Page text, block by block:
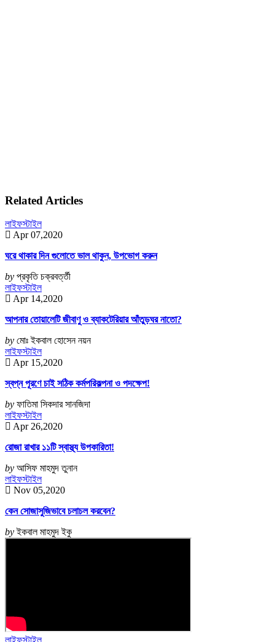
Related Articles
লাইফস্টাইল
Apr 07,2020
ঘরে থাকার দিন গুলোতে ভাল থাকুন, উপভোগ করুন
by প্রকৃতি চক্রবর্ত্তী
লাইফস্টাইল
Apr 14,2020
আপনার তোয়ালেটি জীবাণু ও ব্যাকটেরিয়ার আঁতুড়ঘর নাতো?
by মোঃ ইকবাল হোসেন নয়ন
লাইফস্টাইল
Apr 15,2020
স্বপ্ন পূরণে চাই সঠিক কর্মপরিকল্পনা ও পদক্ষেপ!
by ফাতিমা সিকদার সানজিদা
লাইফস্টাইল
Apr 26,2020
রোজা রাখার ১১টি স্বাস্থ্য উপকারিতা!
by আসিফ মাহমুদ তুনান
লাইফস্টাইল
Nov 05,2020
কেন সোজাসুজিভাবে চলাচল করবেন?
byইকবাল মাহমুদ ইকু